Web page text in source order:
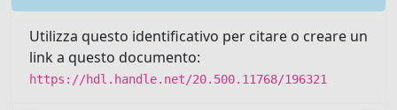
Utilizza questo identificativo per citare o creare un
link a questo documento:
https://hdl.handle.net/20.500.11768/196321